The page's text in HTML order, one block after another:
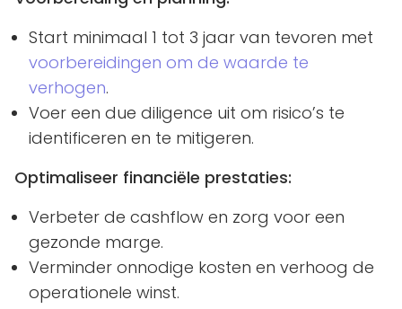
Start minimaal 1 tot 3 jaar van tevoren met
voorbereidingen om de waarde te
verhogen.
Voer een due diligence uit om risico’s te
identificeren en te mitigeren.
Optimaliseer financiële prestaties:
Verbeter de cashflow en zorg voor een
gezonde marge.
Verminder onnodige kosten en verhoog de
operationele winst.